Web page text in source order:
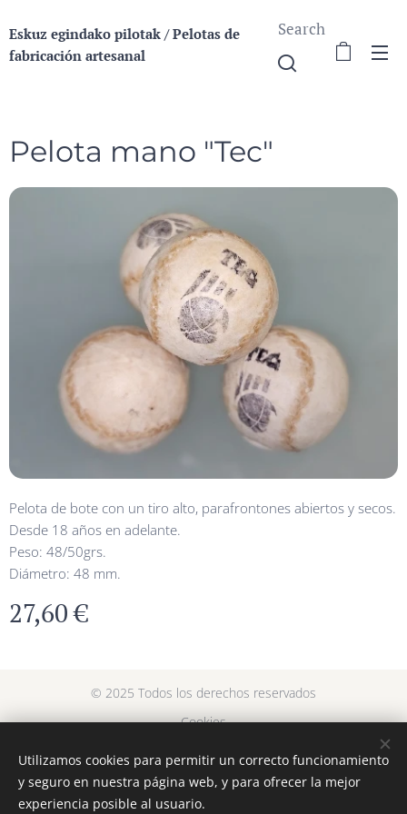
Eskuz egindako pilotak / Pelotas de
fabricación artesanal
Search
Pelota mano "Tec"
Pelota de bote con un tiro alto, parafrontones abiertos y secos.
Desde 18 años en adelante.
Peso: 48/50grs.
Diámetro: 48 mm.
27,60€
© 2025 Todos los derechos reservados
Cookies
Languages
Español
Euskara
Utilizamos cookies para permitir un correcto funcionamiento
y seguro en nuestra página web, y para ofrecer la mejor
experiencia posible al usuario.